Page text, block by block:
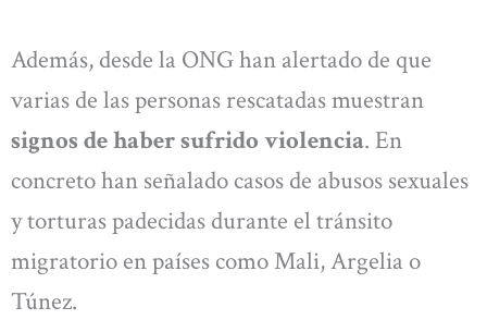
Además, desde la ONG han alertado de que
varias de las personas rescatadas muestran
signos de haber sufrido violencia. En
concreto han señalado casos de abusos sexuales
y torturas padecidas durante el tránsito
migratorio en países como Mali, Argelia o
Túnez.